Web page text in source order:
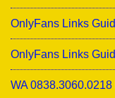
OnlyFans Links
OnlyFans Links
WA